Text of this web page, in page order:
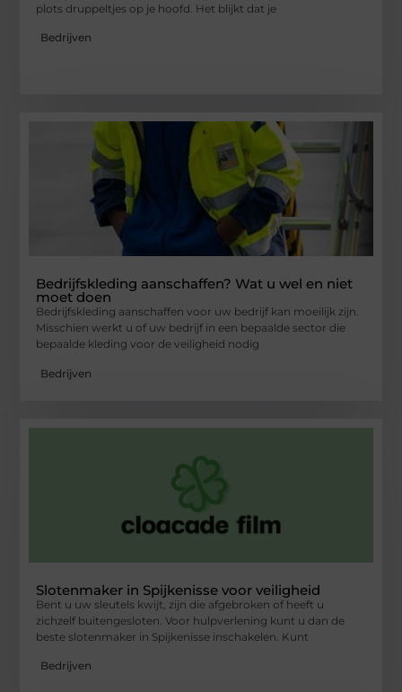
plots druppeltjes op je hoofd. Het blijkt dat je
Bedrijven
Bedrijfskleding aanschaffen? Wat u wel en niet
moet doen
Bedrijfskleding aanschaffen voor uw bedrijf kan moeilijk zijn.
Misschien werkt u of uw bedrijf in een bepaalde sector die
bepaalde kleding voor de veiligheid nodig
Bedrijven
Slotenmaker in Spijkenisse voor veiligheid
Bent u uw sleutels kwijt, zijn die afgebroken of heeft u
zichzelf buitengesloten. Voor hulpverlening kunt u dan de
beste slotenmaker in Spijkenisse inschakelen. Kunt
Bedrijven